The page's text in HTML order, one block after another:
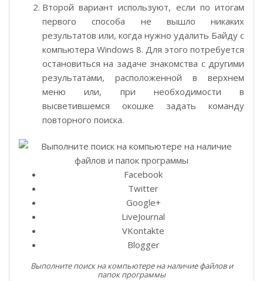
Второй вариант используют, если по итогам
первого способа не вышло никаких
результатов или, когда нужно удалить Байду с
компьютера Windows 8. Для этого потребуется
остановиться на задаче знакомства с другими
результатами, расположенной в верхнем
меню или, при необходимости в
высветившемся окошке задать команду
повторного поиска.
Facebook
Twitter
Google+
LiveJournal
VKontakte
Blogger
Выполните поиск на компьютере на наличие файлов и
папок программы